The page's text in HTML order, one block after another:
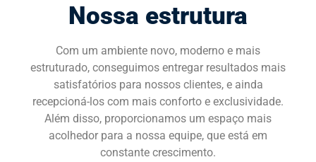
SOLICITE UMA DEMONSTRAÇÃO
Nossa estrutura
Com um ambiente novo, moderno e mais
estruturado, conseguimos entregar resultados mais
satisfatórios para nossos clientes, e ainda
recepcioná-los com mais conforto e exclusividade.
Além disso, proporcionamos um espaço mais
acolhedor para a nossa equipe, que está em
constante crescimento.